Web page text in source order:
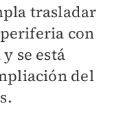
trasladar
con
se está
del